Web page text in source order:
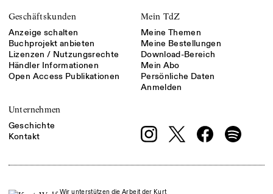
Geschäftskunden
Anzeige schalten
Buchprojekt anbieten
Lizenzen / Nutzungsrechte
Händler Informationen
Open Access Publikationen
Mein TdZ
Meine Themen
Meine Bestellungen
Download-Bereich
Mein Abo
Persönliche Daten
Anmelden
Unternehmen
Geschichte
Kontakt
Wir unterstützen die Arbeit der Kurt